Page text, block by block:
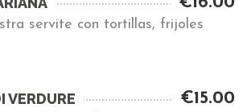
servite con tortillas, frijoles
VERDURE €15.00